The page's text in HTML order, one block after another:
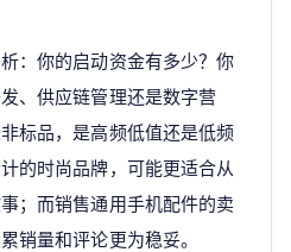
：你的启动资金有多少？你
、供应链管理还是数字营
标品，是高频低值还是低频
的时尚品牌，可能更适合从
；而销售通用手机配件的卖
销量和评论更为稳妥。